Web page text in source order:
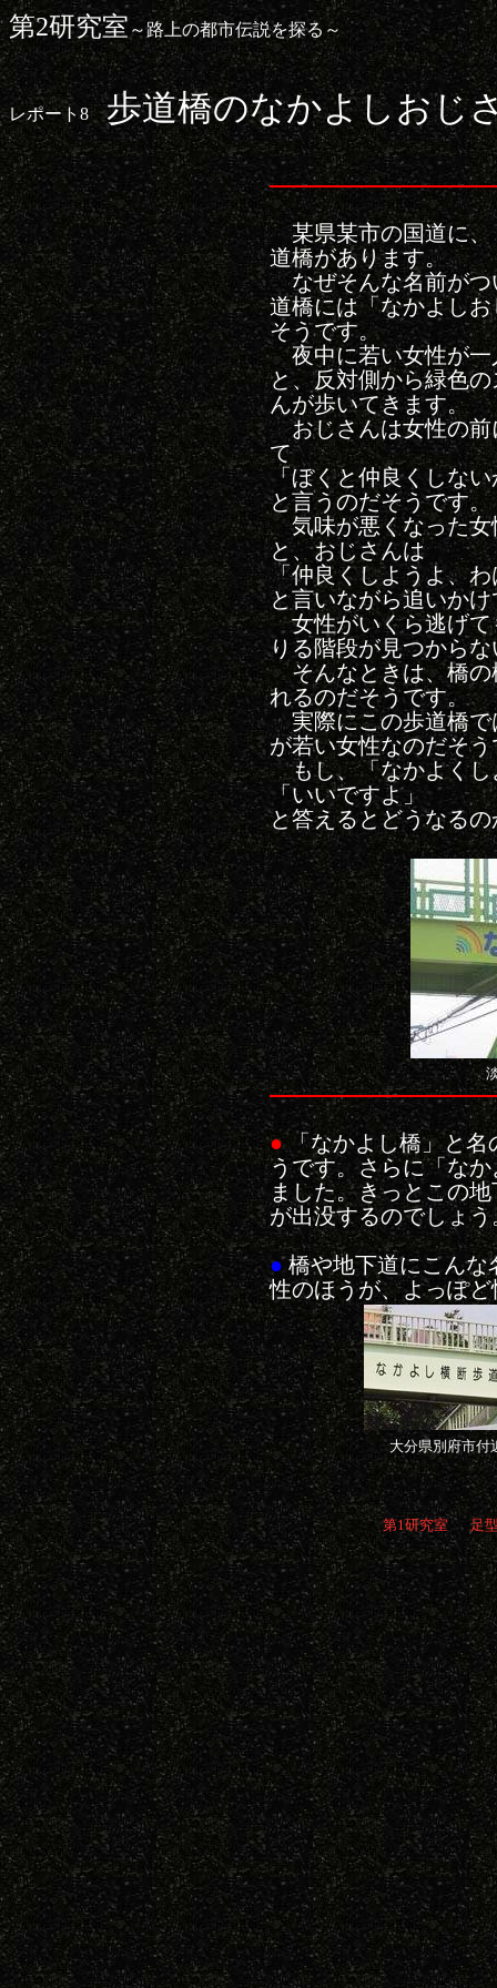
第2研究室 ～路上の都市伝説を探る～
レポート8歩道橋のなかよしおじ
某県某市の国道に、
道橋があります。
なぜそんな名前がつ
道橋には「なかよし
そうです。
夜中に若い女性が一
と、反対側から緑色
んが歩いてきます。
おじさんは女性の前
て
「ぼくと仲良くしな
と言うのだそうです。
気味が悪くなった女
と、おじさんは
「仲良くしようよ、
と言いながら追いか
女性がいくら逃げて
りる階段が見つから
そんなときは、橋の
れるのだそうです。
実際にこの歩道橋で
が若い女性なのだそ
もし、「なかよくし
「いいですよ」
と答えるとどうなる
●「なかよし橋」と名
うです。さらに「な
ました。きっとこの
が出没するのでしょ
●橋や地下道にこんな
性のほうが、よっぽ
大分県別府市付
第1研究室 足